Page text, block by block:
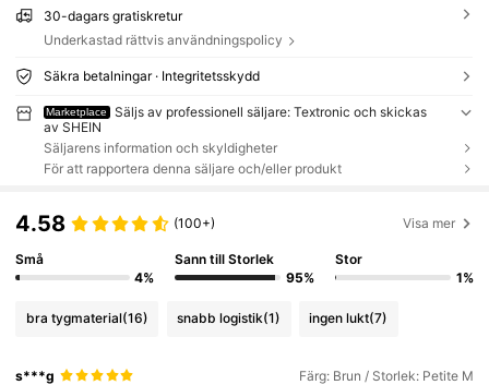
30-dagars gratiskretur
Underkastad rättvis användningspolicy
Säkra betalningar · Integritetsskydd
Marketplace
Säljs av professionell säljare: Textronic och skickas
av SHEIN
Säljarens information och skyldigheter
För att rapportera denna säljare och/eller produkt
4.58 (100+) Visa mer
Små
4%
Sann till Storlek
95%
Stor
1%
bra tygmaterial(16) snabb logistik(1) ingen lukt(7)
s***g Färg: Brun / Storlek: Petite M